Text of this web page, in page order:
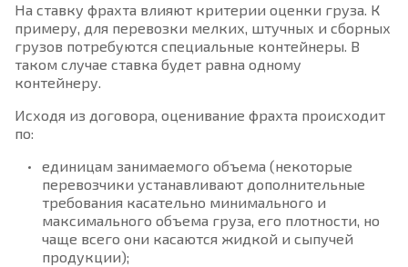
На ставку фрахта влияют критерии оценки груза. К
примеру, для перевозки мелких, штучных и сборных
грузов потребуются специальные контейнеры. В
таком случае ставка будет равна одному
контейнеру.
Исходя из договора, оценивание фрахта происходит
по:
единицам занимаемого объема (некоторые
перевозчики устанавливают дополнительные
требования касательно минимального и
максимального объема груза, его плотности, но
чаще всего они касаются жидкой и сыпучей
продукции);